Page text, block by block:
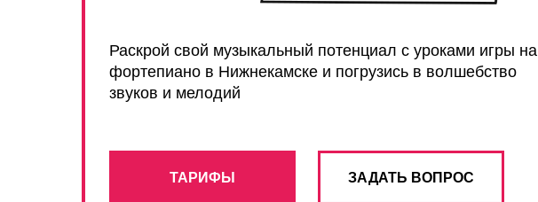
Раскрой свой музыкальный потенциал с уроками игры на
фортепиано в Нижнекамске и погрузись в волшебство
звуков и мелодий
ЗАДАТЬ ВОПРОС
ТАРИФЫ